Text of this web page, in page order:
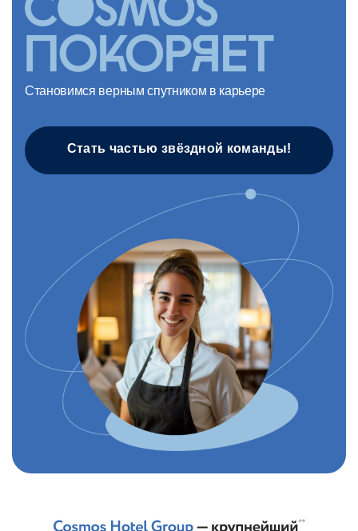
Становимся верным спутником в карьере
Стать частью звёздной команды!